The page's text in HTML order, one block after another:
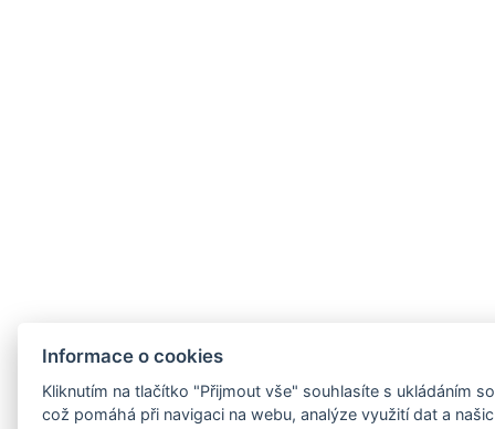
Informace o cookies
Kliknutím na tlačítko "Přijmout vše" souhlasíte s ukládáním
což pomáhá při navigaci na webu, analýze využití dat a